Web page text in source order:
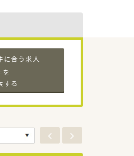
に合う求人
を
する